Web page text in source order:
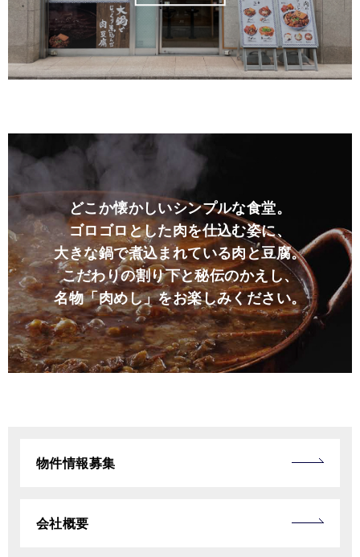
どこか懐かしいシンプルな食堂。
ゴロゴロとした肉を仕込む姿に、
大きな鍋で煮込まれている肉と豆腐。
こだわりの割り下と秘伝のかえし、
名物「肉めし」をお楽しみください。
物件情報募集
会社概要